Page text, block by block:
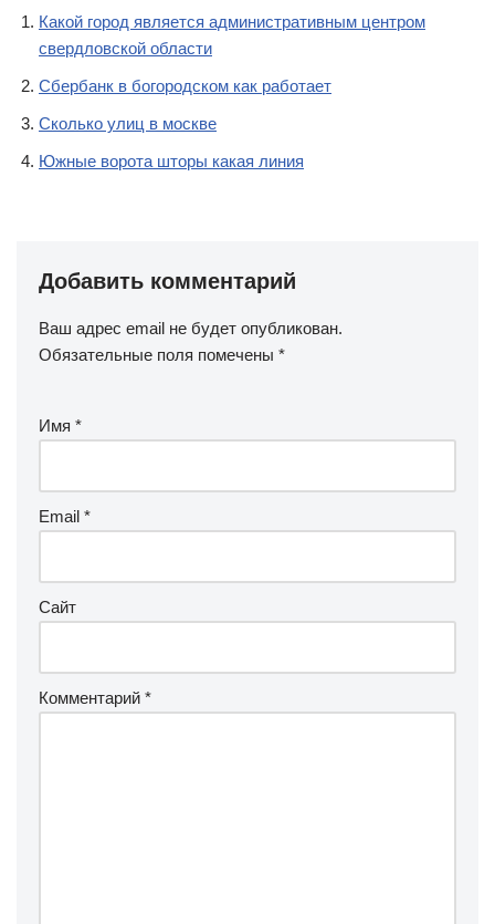
Какой город является административным центром
свердловской области
Сбербанк в богородском как работает
Сколько улиц в москве
Южные ворота шторы какая линия
Добавить комментарий
Ваш адрес email не будет опубликован.
Обязательные поля помечены *
Имя *
Email *
Сайт
Комментарий *